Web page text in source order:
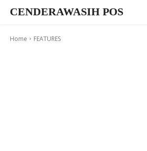
CENDERAWASIH POS
Home FEATURES